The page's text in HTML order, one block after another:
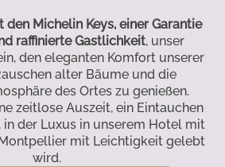
Michelin Keys, einer Garantie
raffinierte Gastlichkeit, unser
den eleganten Komfort unserer
alter Bäume und die
des Ortes zu genießen.
zeitlose Auszeit, ein Eintauchen
in der Luxus in unserem Hotel mit
mit Leichtigkeit gelebt
wird.